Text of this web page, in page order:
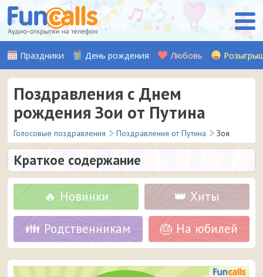
Праздники День рождения Любовь
Поздравления с Днем
рождения Зои от Путина
Голосовые поздравления Поздравления от Путина Зоя
Краткое содержание
🔥 Новинки 👑 Хиты
👪 Родственникам 🎂 На юбилей